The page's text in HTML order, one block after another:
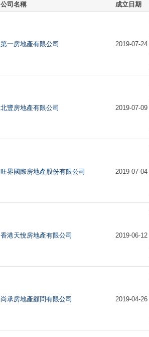
公司名稱 成立日期
第一房地產有限公司 2019-07-24
北豐房地產有限公司 2019-07-09
旺界國際房地產股份有限公司 2019-07-04
香港天悅房地產有限公司 2019-06-12
尚承房地產顧問有限公司 2019-04-26